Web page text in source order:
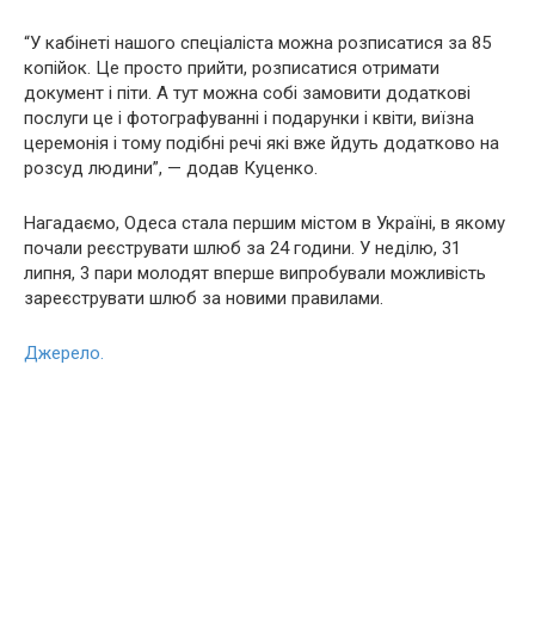
“У кабінеті нашого спеціаліста можна розписатися за 85
копійок. Це просто прийти, розписатися отримати
документ і піти. А тут можна собі замовити додаткові
послуги це і фотографуванні і подарунки і квіти, виїзна
церемонія і тому подібні речі які вже йдуть додатково на
розсуд людини”, — додав Куценко.
Нагадаємо, Одеса стала першим містом в Україні, в якому
почали реєструвати шлюб за 24 години. У неділю, 31
липня, 3 пари молодят вперше випробували можливість
зареєструвати шлюб за новими правилами.
Джерело.